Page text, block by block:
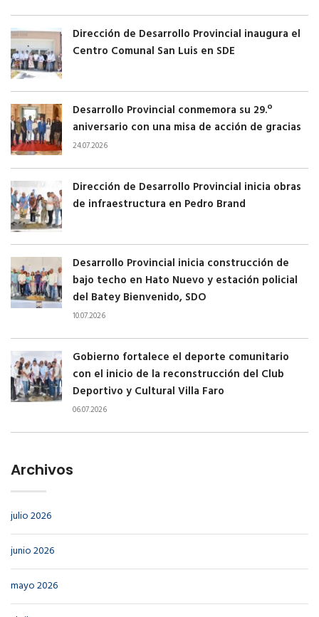
Dirección de Desarrollo Provincial inaugura el
Centro Comunal San Luis en SDE
Desarrollo Provincial conmemora su 29.º
aniversario con una misa de acción de gracias
24.07.2026
Dirección de Desarrollo Provincial inicia obras
de infraestructura en Pedro Brand
Desarrollo Provincial inicia construcción de
bajo techo en Hato Nuevo y estación policial
del Batey Bienvenido, SDO
10.07.2026
Gobierno fortalece el deporte comunitario
con el inicio de la reconstrucción del Club
Deportivo y Cultural Villa Faro
06.07.2026
Archivos
julio 2026
junio 2026
mayo 2026